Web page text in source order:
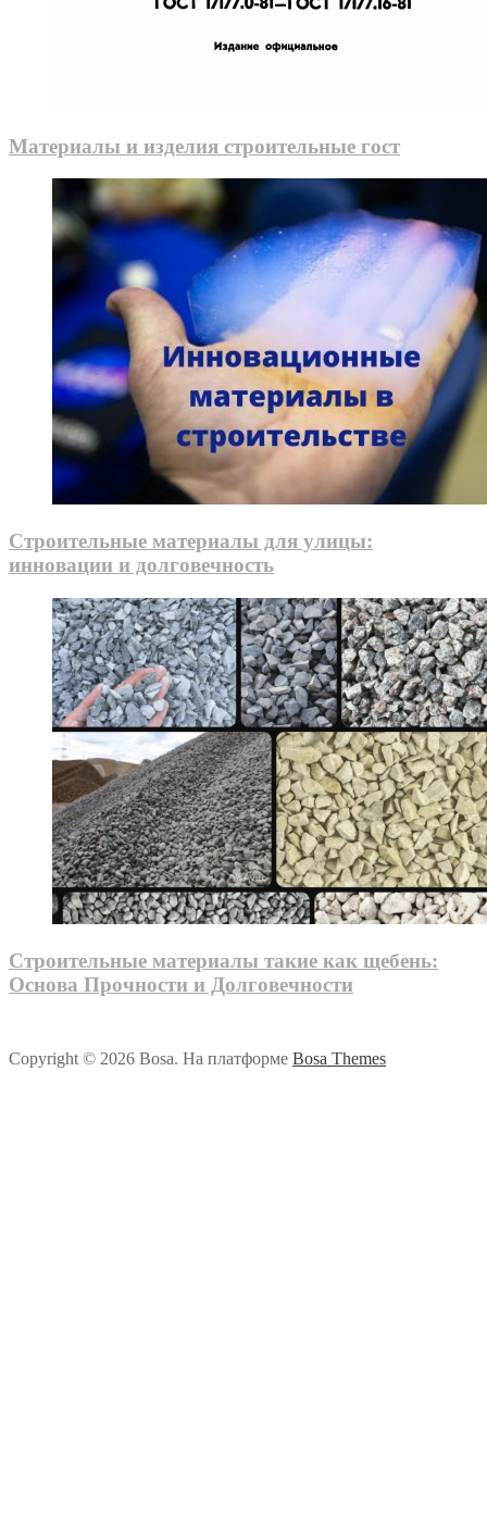
Материалы и изделия строительные гост
Строительные материалы для улицы:
инновации и долговечность
Строительные материалы такие как щебень:
Основа Прочности и Долговечности
Copyright © 2026 Bosa. На платформе Bosa Themes